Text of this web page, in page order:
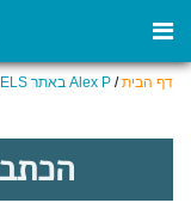
דף הבית/ Alex P באתר PEXELS